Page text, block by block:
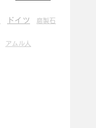
ドイツ 磨製石
アムル人